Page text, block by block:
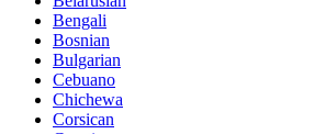
Bengali
Bosnian
Bulgarian
Cebuano
Chichewa
Corsican